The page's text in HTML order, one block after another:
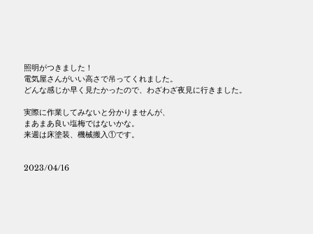
照明がつきました！
電気屋さんがいい高さで吊ってくれました。
どんな感じか早く見たかったので、わざわざ夜見に行きました。
実際に作業してみないと分かりませんが、
まあまあ良い塩梅ではないかな。
来週は床塗装、機械搬入①です。
2023/04/16